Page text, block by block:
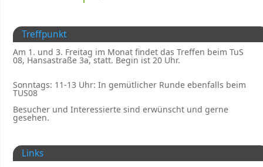
Treffpunkt
Am 1. und 3. Freitag im Monat findet das Treffen beim TuS
08, Hansastraße 3a, statt. Begin ist 20 Uhr.
Sonntags: 11-13 Uhr: In gemütlicher Runde ebenfalls beim
TUS08
Besucher und Interessierte sind erwünscht und gerne
gesehen.
Links